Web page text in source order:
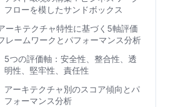
フローを模したサンドボックス
ーキテクチャ特性に基づく5軸評価
レームワークとパフォーマンス分析
5つの評価軸：安全性、整合性、透
明性、堅牢性、責任性
アーキテクチャ別のスコア傾向とパ
フォーマンス分析